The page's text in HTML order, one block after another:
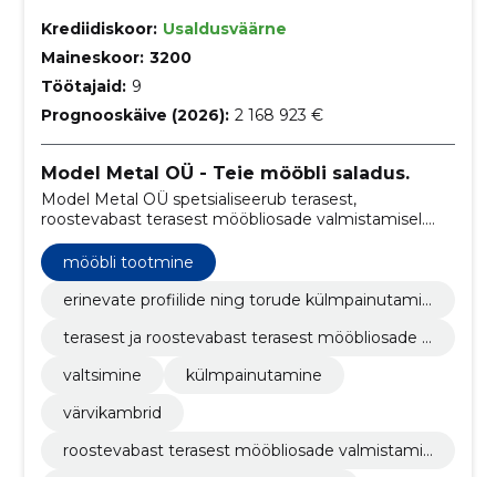
Krediidiskoor: Usaldusväärne
Maineskoor: 3200
Töötajaid: 9
Prognooskäive (2026): 2 168 923 €
Model Metal OÜ - Teie mööbli saladus.
Model Metal OÜ spetsialiseerub terasest,
roostevabast terasest mööbliosade valmistamisel.
Pakume ka lehtmetalli- ja toru laserlõikusteenust
mööbli tootmine
erinevate profiilide ning torude külmpainutamin
terasest ja roostevabast terasest mööbliosade v
valtsimine
külmpainutamine
värvikambrid
roostevabast terasest mööbliosade valmistamin